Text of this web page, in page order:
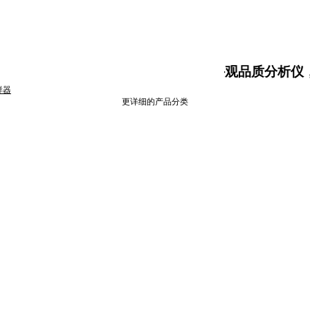
大米食味计，大米外观品质分析仪
器
更详细的产品分类